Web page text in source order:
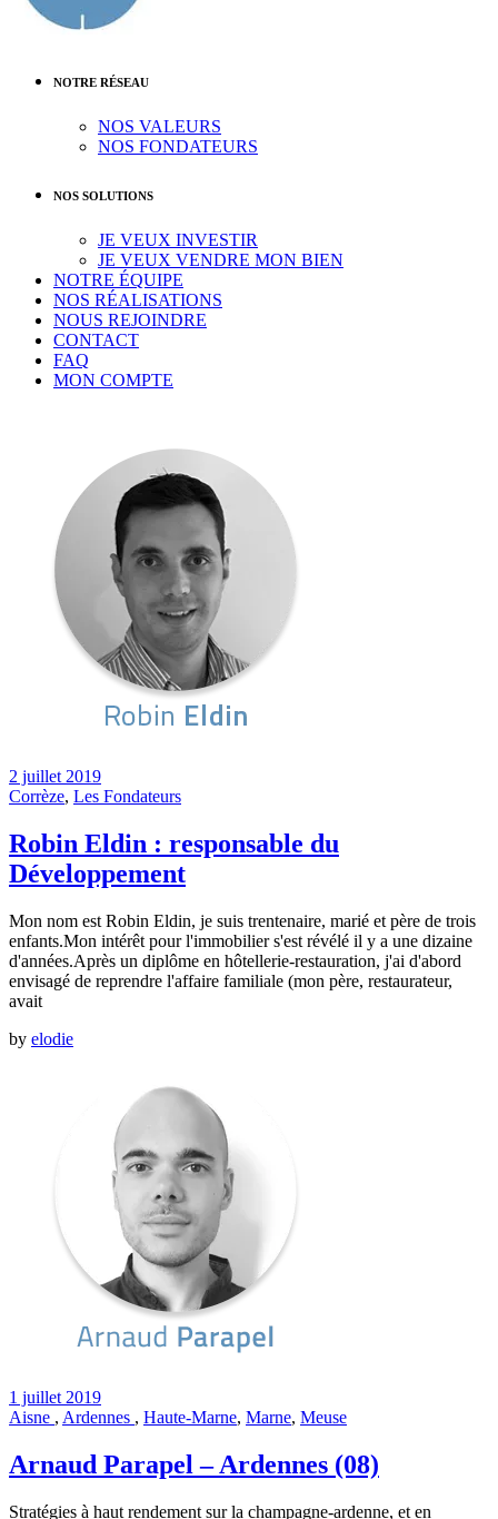
NOTRE RÉSEAU
NOS VALEURS
NOS FONDATEURS
NOS SOLUTIONS
JE VEUX INVESTIR
JE VEUX VENDRE MON BIEN
NOTRE ÉQUIPE
NOS RÉALISATIONS
NOUS REJOINDRE
CONTACT
FAQ
MON COMPTE
2 juillet 2019
Corrèze, Les Fondateurs
Robin Eldin : responsable du
Développement
Mon nom est Robin Eldin, je suis trentenaire, marié et père de trois
enfants.Mon intérêt pour l'immobilier s'est révélé il y a une dizaine
d'années.Après un diplôme en hôtellerie-restauration, j'ai d'abord
envisagé de reprendre l'affaire familiale (mon père, restaurateur,
avait
by elodie
1 juillet 2019
Aisne , Ardennes , Haute-Marne, Marne, Meuse
Arnaud Parapel – Ardennes (08)
Stratégies à haut rendement sur la champagne-ardenne, et en